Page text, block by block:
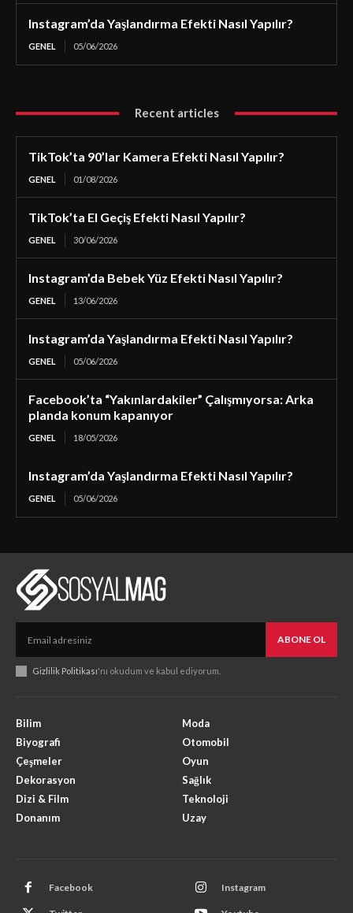
Instagram’da Yaşlandırma Efekti Nasıl Yapılır?
GENEL 05/06/2026
Recent articles
TikTok’ta 90’lar Kamera Efekti Nasıl Yapılır?
GENEL 01/08/2026
TikTok’ta El Geçiş Efekti Nasıl Yapılır?
GENEL 30/06/2026
Instagram’da Bebek Yüz Efekti Nasıl Yapılır?
GENEL 13/06/2026
Instagram’da Yaşlandırma Efekti Nasıl Yapılır?
GENEL 05/06/2026
Facebook’ta “Yakınlardakiler” Çalışmıyorsa: Arka
planda konum kapanıyor
GENEL 18/05/2026
Instagram’da Yaşlandırma Efekti Nasıl Yapılır?
GENEL 05/06/2026
ABONE OL
Gizlilik Politikası'nı okudum ve kabul ediyorum.
Bilim
Biyografi
Çeşmeler
Dekorasyon
Dizi & Film
Donanım
Moda
Otomobil
Oyun
Sağlık
Teknoloji
Uzay
Facebook Instagram